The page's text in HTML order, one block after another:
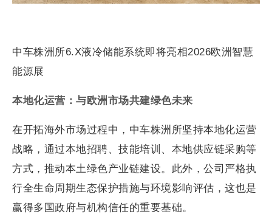
中车株洲所6.X液冷储能系统即将亮相2026欧洲智慧
能源展
本地化运营：与欧洲市场共建绿色未来
在开拓海外市场过程中，中车株洲所坚持本地化运营
战略，通过本地招聘、技能培训、本地供应链采购等
方式，推动本土绿色产业链建设。此外，公司严格执
行全生命周期生态保护措施与环境影响评估，这也是
赢得多国政府与机构信任的重要基础。